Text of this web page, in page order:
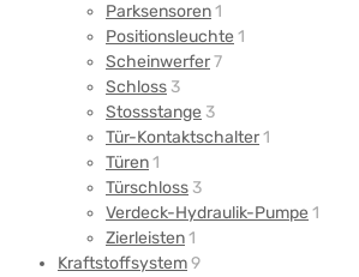
Parksensoren1
Positionsleuchte 1
Scheinwerfer7
Schloss 3
Stossstange 3
Tür-Kontaktschalter1
Türen1
Türschloss 3
Verdeck-Hydraulik-Pumpe 1
Zierleisten1
Kraftstoffsystem9